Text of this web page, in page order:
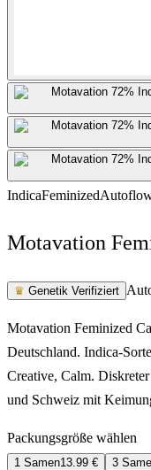
IndicaFeminized
Motavation
♛ Genetik Verifiziert
Motavation Feminized
Deutschland. Indica-
Creative, Calm.
und Schweiz mit
Packungsgröße wählen
1 Samen13.99 € 3